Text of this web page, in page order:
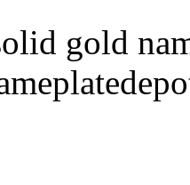
gold